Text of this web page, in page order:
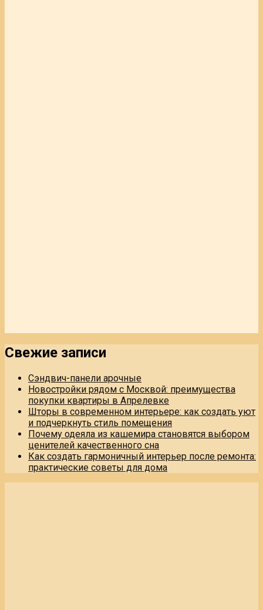
Свежие записи
Сэндвич-панели арочные
Новостройки рядом с Москвой: преимущества
покупки квартиры в Апрелевке
Шторы в современном интерьере: как создать уют
и подчеркнуть стиль помещения
Почему одеяла из кашемира становятся выбором
ценителей качественного сна
Как создать гармоничный интерьер после ремонта:
практические советы для дома